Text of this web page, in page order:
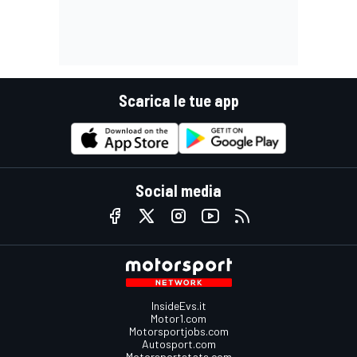
Scarica le tue app
Social media
InsideEvs.it
Motor1.com
Motorsportjobs.com
Autosport.com